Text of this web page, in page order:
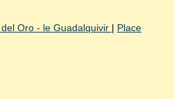
Oro - le Guadalquivir | Place